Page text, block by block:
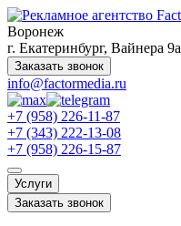
Воронеж
г. Екатеринбург, Вайнера 9а
Заказать звонок
info@factormedia.ru
+7 (958) 226-11-87
+7 (343) 222-13-08
+7 (958) 226-15-87
Услуги
Заказать звонок